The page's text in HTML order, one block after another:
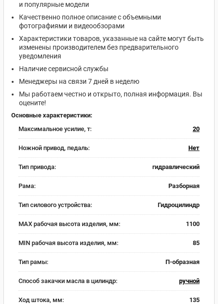
и популярные модели
Качественно полное описание с объемными
фотографиями и видеообзорами
Характеристики товаров, указанные на сайте могут быть
изменены производителем без предварительного
уведомления
Наличие сервисной службы
Менеджеры на связи 7 дней в неделю
Мы работаем честно и открыто, полная информация. Вы
оцените!
Основные характеристики:
Максимальное усилие, т:
20
Ножной привод, педаль: Нет
Тип привода: гидравлический
Рама: Разборная
Тип силового устройства: Гидроцилиндр
MAX рабочая высота изделия, мм: 1100
MIN рабочая высота изделия, мм: 85
Тип рамы: П-образная
Способ закачки масла в цилиндр: ручной
Ход штока, мм: 135